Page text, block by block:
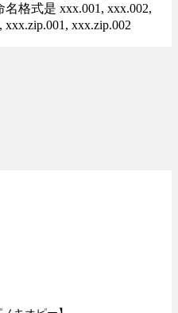
名格式是 xxx.001, xxx.002,
xxx.zip.002